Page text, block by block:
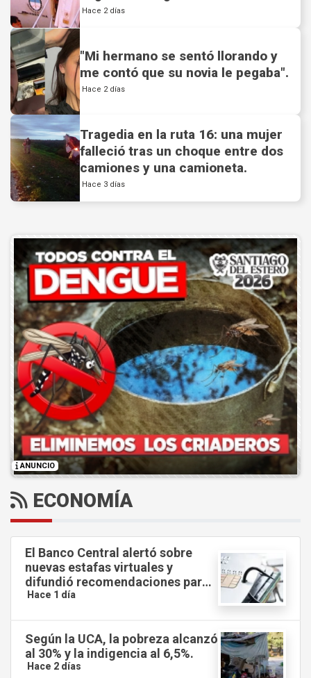
noviembre.
Hace 2 días
"Mi hermano se sentó llorando y
me contó que su novia le pegaba".
Hace 2 días
Tragedia en la ruta 16: una mujer
falleció tras un choque entre dos
camiones y una camioneta.
Hace 3 días
ANUNCIO
ECONOMÍA
El Banco Central alertó sobre
nuevas estafas virtuales y
difundió recomendaciones para
evitar fraudes.
Hace 1 día
Según la UCA, la pobreza alcanzó
al 30% y la indigencia al 6,5%.
Hace 2 días